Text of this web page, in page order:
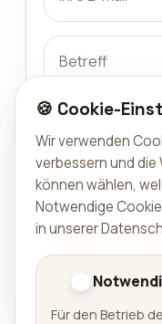
🍪 Cookie-
Wir verwenden
verbessern und die
können wählen,
Notwendige
in unserer
Für den Betrieb